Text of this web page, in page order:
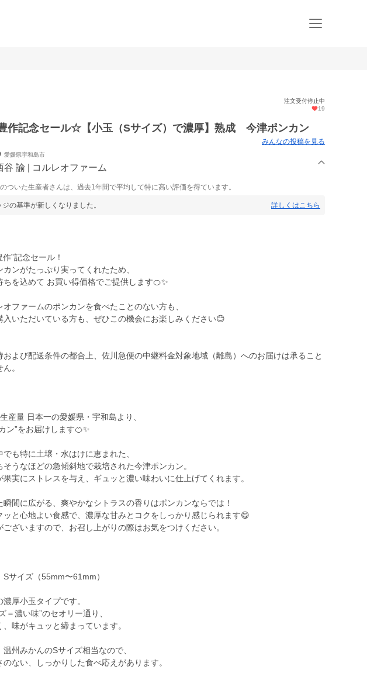
注文受付停止中
19
作記念セール☆【小玉（Sサイズ）で濃厚】熟成 今津ポンカン
みんなの投稿を見る
愛媛県宇和島市
谷 諭 | コルレオファーム
ついた生産者さんは、過去1年間で平均して特に高い評価を得ています。
の基準が新しくなりました。 詳しくはこちら
”記念セール！
カンがたっぷり実ってくれたため、
ちを込めて お買い得価格でご提供します🍊✨
オファームのポンカンを食べたことのない方も、
入いただいている方も、ぜひこの機会にお楽しみください😊
よび配送条件の都合上、佐川急便の中継料金対象地域（離島）へのお届けは承ること
。
産量 日本一の愛媛県・宇和島より、
ン”をお届けします🍊✨
でも特に土壌・水はけに恵まれた、
そうなほどの急傾斜地で栽培された今津ポンカン。
果実にストレスを与え、ギュッと濃い味わいに仕上げてくれます。
瞬間に広がる、爽やかなシトラスの香りはポンカンならでは！
ッと心地よい食感で、濃厚な甘みとコクをしっかり感じられます😋
ざいますので、お召し上がりの際はお気をつけください。
Sサイズ（55mm〜61mm）
厚小玉タイプです。
＝濃い味”のセオリー通り、
、味がキュッと締まっています。
温州みかんのSサイズ相当なので、
のない、しっかりした食べ応えがあります。